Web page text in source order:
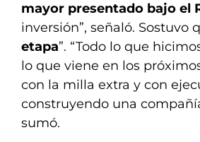
mayor presentado bajo el
inversión”, señaló. Sostuvo
etapa”. “Todo lo que
lo que viene en los
con la milla extra y con
construyendo una
sumó.